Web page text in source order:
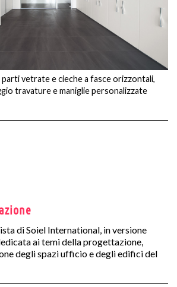
vetrate e cieche a fasce orizzontali,
travature e maniglie personalizzate
di Soiel International, in versione
ai temi della progettazione,
degli spazi ufficio e degli edifici del